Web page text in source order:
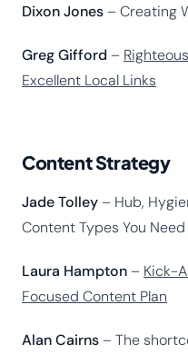
Dixon Jones– Creating
Greg Gifford –
Excellent Local Links
Content Strategy
Jade Tolley– Hub,
Content Types You Need
Laura Hampton– Kick-
Focused Content Plan
Alan Cairns– The